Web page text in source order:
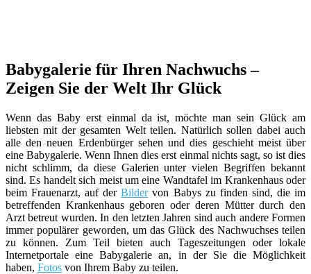
Babygalerie für Ihren Nachwuchs –
Zeigen Sie der Welt Ihr Glück
Wenn das Baby erst einmal da ist, möchte man sein Glück am
liebsten mit der gesamten Welt teilen. Natürlich sollen dabei auch
alle den neuen Erdenbürger sehen und dies geschieht meist über
eine Babygalerie. Wenn Ihnen dies erst einmal nichts sagt, so ist dies
nicht schlimm, da diese Galerien unter vielen Begriffen bekannt
sind. Es handelt sich meist um eine Wandtafel im Krankenhaus oder
beim Frauenarzt, auf derBildervon Babys zu finden sind, die im
betreffenden Krankenhaus geboren oder deren Mütter durch den
Arzt betreut wurden. In den letzten Jahren sind auch andere Formen
immer populärer geworden, um das Glück des Nachwuchses teilen
zu können. Zum Teil bieten auch Tageszeitungen oder lokale
Internetportale eine Babygalerie an, in der Sie die Möglichkeit
haben, Fotos von Ihrem Baby zu teilen.